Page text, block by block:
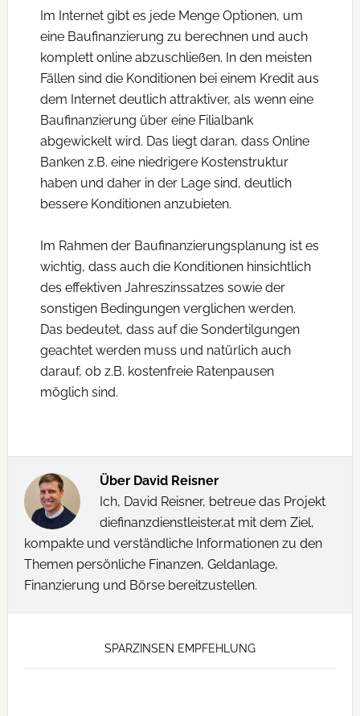
Im Internet gibt es jede Menge Optionen, um
eine Baufinanzierung zu berechnen und auch
komplett online abzuschließen. In den meisten
Fällen sind die Konditionen bei einem Kredit aus
dem Internet deutlich attraktiver, als wenn eine
Baufinanzierung über eine Filialbank
abgewickelt wird. Das liegt daran, dass Online
Banken z.B. eine niedrigere Kostenstruktur
haben und daher in der Lage sind, deutlich
bessere Konditionen anzubieten.
Im Rahmen der Baufinanzierungsplanung ist es
wichtig, dass auch die Konditionen hinsichtlich
des effektiven Jahreszinssatzes sowie der
sonstigen Bedingungen verglichen werden.
Das bedeutet, dass auf die Sondertilgungen
geachtet werden muss und natürlich auch
darauf, ob z.B. kostenfreie Ratenpausen
möglich sind.
Über David Reisner
Ich, David Reisner, betreue das Projekt
diefinanzdienstleister.at mit dem Ziel,
kompakte und verständliche Informationen zu den
Themen persönliche Finanzen, Geldanlage,
Finanzierung und Börse bereitzustellen.
SPARZINSEN EMPFEHLUNG